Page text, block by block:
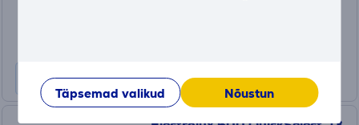
Täpsemad valikud Nõustun